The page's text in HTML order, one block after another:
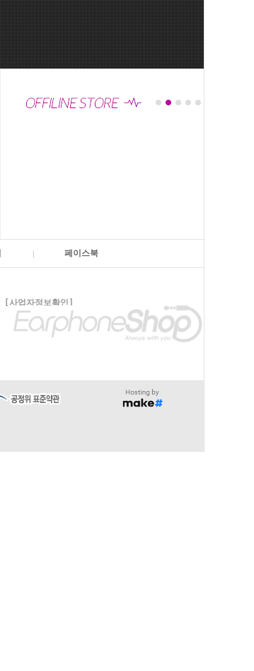
페이스북
[사업자정보확인]